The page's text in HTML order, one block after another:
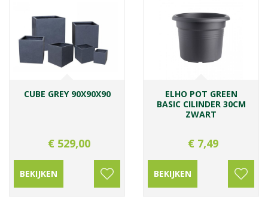
CUBE GREY 90X90X90
€ 529,00
BEKIJKEN
ELHO POT GREEN
BASIC CILINDER 30CM
ZWART
€ 7,49
BEKIJKEN